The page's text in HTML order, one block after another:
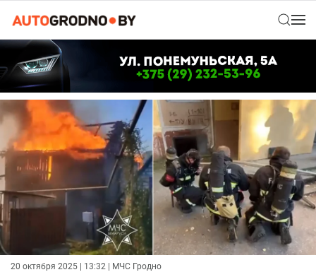
20 октября 2025 | 13:32 | МЧС Гродно